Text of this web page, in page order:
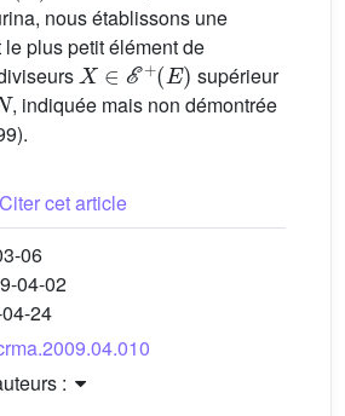
nous établissons une
plus petit élément de
X∈E+(E)
supérieur
, indiquée mais non démontrée
Citer cet article
06
04-02
24
: